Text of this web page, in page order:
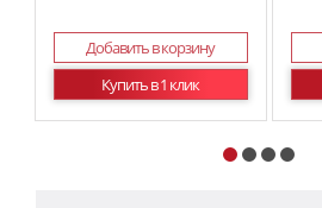
Добавить в корзину
Купить в 1 клик